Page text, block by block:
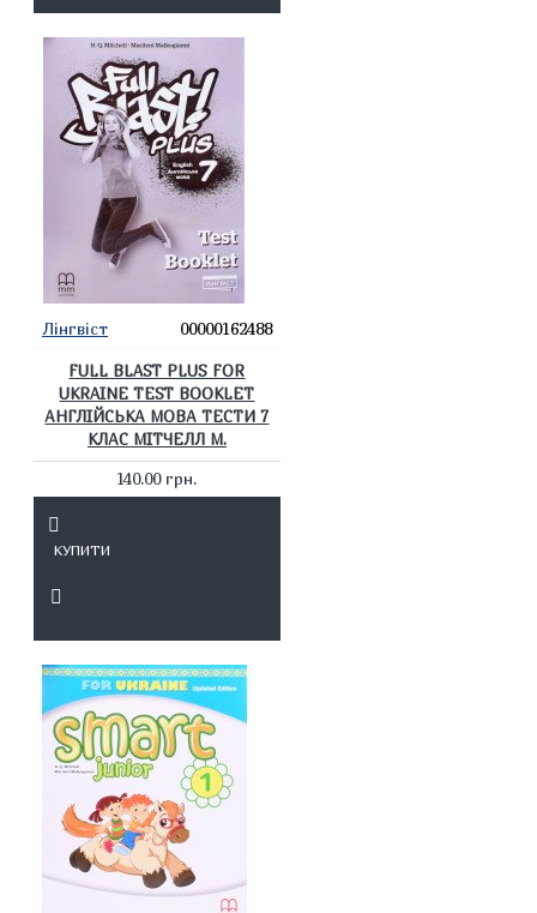
Лінгвіст 00000162488
FULL BLAST PLUS FOR
UKRAINE TEST BOOKLET
АНГЛІЙСЬКА МОВА ТЕСТИ 7
КЛАС МІТЧЕЛЛ М.
140.00 грн.
КУПИТИ